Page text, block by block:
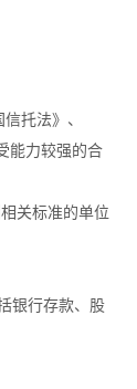
托法》、
能力较强的合
关标准的单位
银行存款、股